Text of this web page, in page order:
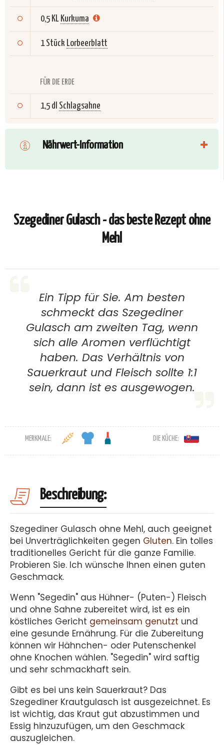
0,5 KL Kurkuma
1 Stück Lorbeerblatt
FÜR DIE ERDE
1,5 dl Schlagsahne
Nährwert-Information
Szegediner Gulasch - das beste Rezept ohne
Mehl
Ein Tipp für Sie. Am besten
schmeckt das Szegediner
Gulasch am zweiten Tag, wenn
sich alle Aromen verflüchtigt
haben. Das Verhältnis von
Sauerkraut und Fleisch sollte 1:1
sein, dann ist es ausgewogen.
MERKMALE: DIE KÜCHE:
Beschreibung:
Szegediner Gulasch ohne Mehl, auch geeignet
bei Unverträglichkeiten gegen Gluten. Ein tolles
traditionelles Gericht für die ganze Familie.
Probieren Sie. Ich wünsche Ihnen einen guten
Geschmack.
Wenn "Segedin" aus Hühner- (Puten-) Fleisch
und ohne Sahne zubereitet wird, ist es ein
köstliches Gericht gemeinsam genutzt und
eine gesunde Ernährung. Für die Zubereitung
können wir Hähnchen- oder Putenschenkel
ohne Knochen wählen. "Segedin" wird saftig
und sehr schmackhaft sein.
Gibt es bei uns kein Sauerkraut? Das
Szegediner Krautgulasch ist ausgezeichnet. Es
ist wichtig, das Kraut gut abzustimmen und
Essig hinzuzufügen, um den Geschmack
auszugleichen.